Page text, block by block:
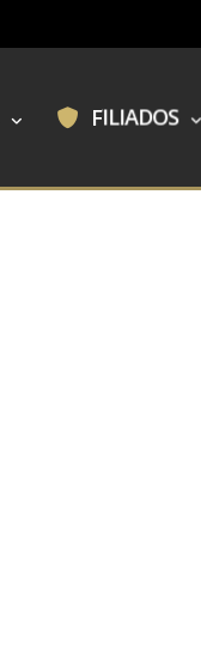
FILIADOS